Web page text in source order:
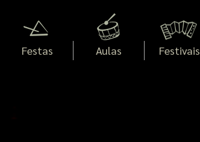
Festas Aulas Festivais